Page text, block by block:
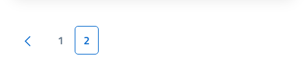
Paginazione
Pagina precedente
1 2